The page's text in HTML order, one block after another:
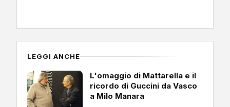
LEGGI ANCHE
L'omaggio di Mattarella e il
ricordo di Guccini da Vasco
a Milo Manara